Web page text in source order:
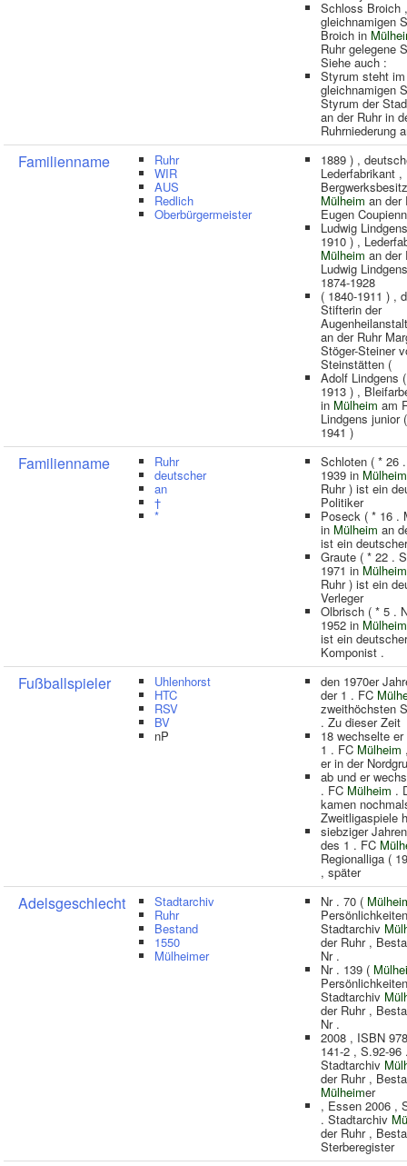
Schloss Broich
gleichnamigen
Broich in
Ruhr gelegene
Siehe auch :
Styrum steht im
gleichnamigen
Styrum der
an der Ruhr in
Ruhrniederung
Familienname Ruhr
WIR
AUS
Redlich
Oberbürgermeister
1889 ) ,
Lederfabrikant ,
Mülheim an der
Eugen
Ludwig
1910 ) ,
Mülheim an der
Ludwig
1874-1928
( 1840-1911 ) ,
Stifterin der
an der Ruhr
Stöger-Steiner
Steinstätten (
Adolf Lindgens
1913 ) ,
in Mülheim am
Lindgens junior
1941 )
Familienname Ruhr
deutscher
an
†
*
Schloten ( * 26
1939 in Mülheim
Ruhr ) ist ein
Politiker
Poseck ( * 16 .
in Mülheim an
ist ein
Graute ( * 22 .
1971 inMülheim
Ruhr ) ist ein
Verleger
Olbrisch ( * 5 .
1952 in Mülheim
ist ein deutscher
Komponist .
Fußballspieler Uhlenhorst
HTC
RSV
BV
nP
den 1970er
der 1 . FC
zweithöchsten
. Zu dieser Zeit
18 wechselte
1 . FC Mülheim
er in der
ab und er
. FC Mülheim .
kamen
Zweitligaspiele
siebziger
des 1 . FC
Regionalliga (
, später
Adelsgeschlecht Stadtarchiv
Ruhr
Bestand
1550
Mülheimer
Nr . 70 (
Stadtarchiv
der Ruhr ,
Nr .
Nr . 139 (
Stadtarchiv
der Ruhr ,
Nr .
2008 , ISBN
141-2 , S.92-96
Stadtarchiv
der Ruhr ,
Mülheimer
, Essen 2006 ,
. Stadtarchiv
der Ruhr ,
Sterberegister